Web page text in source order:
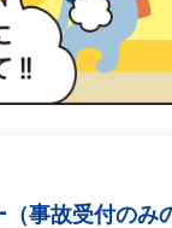
事故受付のみ